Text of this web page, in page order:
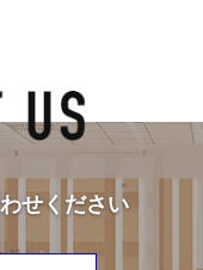
せください